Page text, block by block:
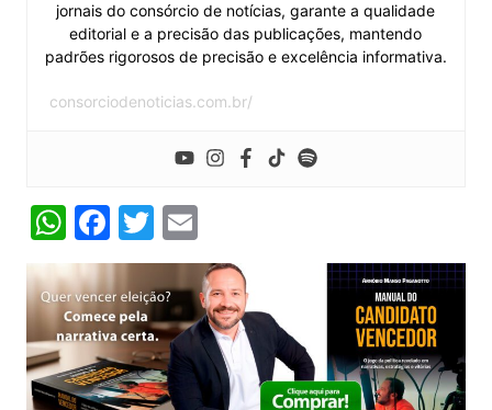
jornais do consórcio de notícias, garante a qualidade
editorial e a precisão das publicações, mantendo
padrões rigorosos de precisão e excelência informativa.
consorciodenoticias.com.br/
W
h
at
s
A
p
F
a
c
e
b
o
T
w
itt
er
E
m
ai
l